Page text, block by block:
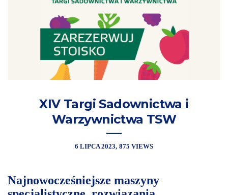
XIV Targi Sadownictwa i
Warzywnictwa TSW
6 LIPCA 2023 875 VIEWS
Najnowocześniejsze maszyny